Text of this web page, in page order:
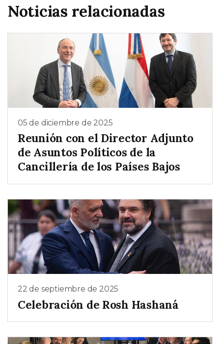
Noticias relacionadas
05 de diciembre de 2025
Reunión con el Director Adjunto
de Asuntos Políticos de la
Cancillería de los Países Bajos
22 de septiembre de 2025
Celebración de Rosh Hashaná